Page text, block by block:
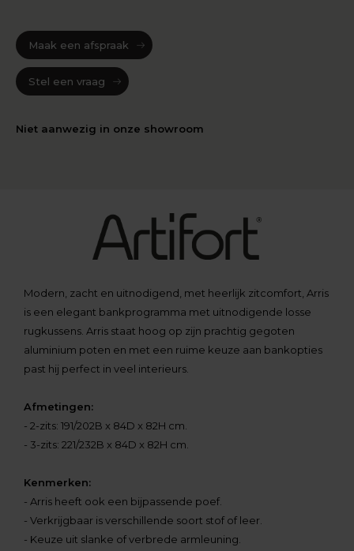
Maak een afspraak
Stel een vraag
Niet aanwezig in onze showroom
Modern, zacht en uitnodigend, met heerlijk zitcomfort, Arris
is een elegant bankprogramma met uitnodigende losse
rugkussens. Arris staat hoog op zijn prachtig gegoten
aluminium poten en met een ruime keuze aan bankopties
past hij perfect in veel interieurs.
Afmetingen:
- 2-zits: 191/202B x 84D x 82H cm.
- 3-zits: 221/232B x 84D x 82H cm.
Kenmerken:
- Arris heeft ook een bijpassende poef.
- Verkrijgbaar is verschillende soort stof of leer.
- Keuze uit slanke of verbrede armleuning.